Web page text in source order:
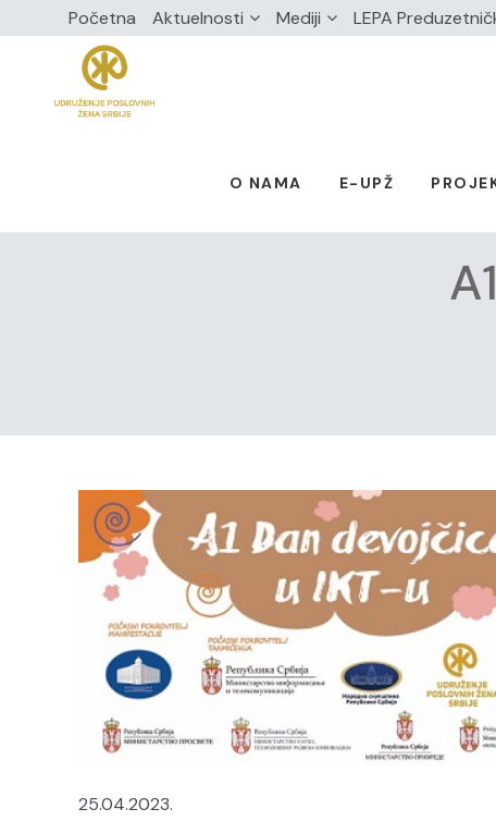
Početna Aktuelnosti Mediji LEPA
O NAMA E-UPŽ
25.04.2023.